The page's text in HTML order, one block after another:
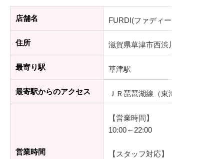
店舗名 FURDI(ファディー) 草津エイスク
住所 滋賀県草津市西渋川1丁目23番3
最寄り駅 草津駅
最寄駅からのアクセス ＪＲ琵琶湖線（東海道本線）草
営業時間
【営業時間】
10:00～22:00
【スタッフ対応】